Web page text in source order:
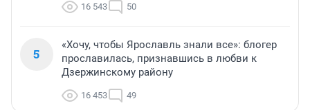
16 543 50
5
«Хочу, чтобы Ярославль знали все»: блогер
прославилась, признавшись в любви к
Дзержинскому району
16 453 49